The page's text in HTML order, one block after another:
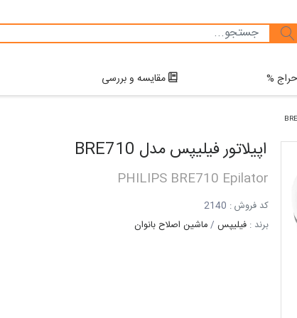
% مقایسه و بررسی
اپیلاتور فیلیپسمدل BRE710
PHILIPS BRE710 Epilator
کد فروش :
برند : فیلیپس /ماشین اصلاح بانوان